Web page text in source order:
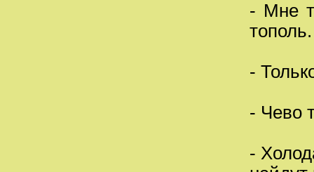
- Мне
тополь.
-
- Чево
-